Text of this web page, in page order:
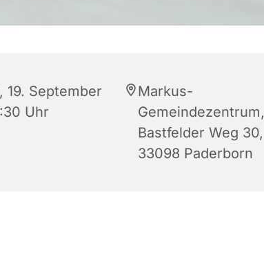
19. September
Uhr
Markus-
Gemeindezentrum,
Bastfelder Weg 30,
33098 Paderborn